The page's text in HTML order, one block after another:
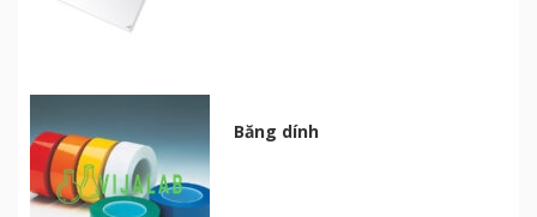
Băng dính